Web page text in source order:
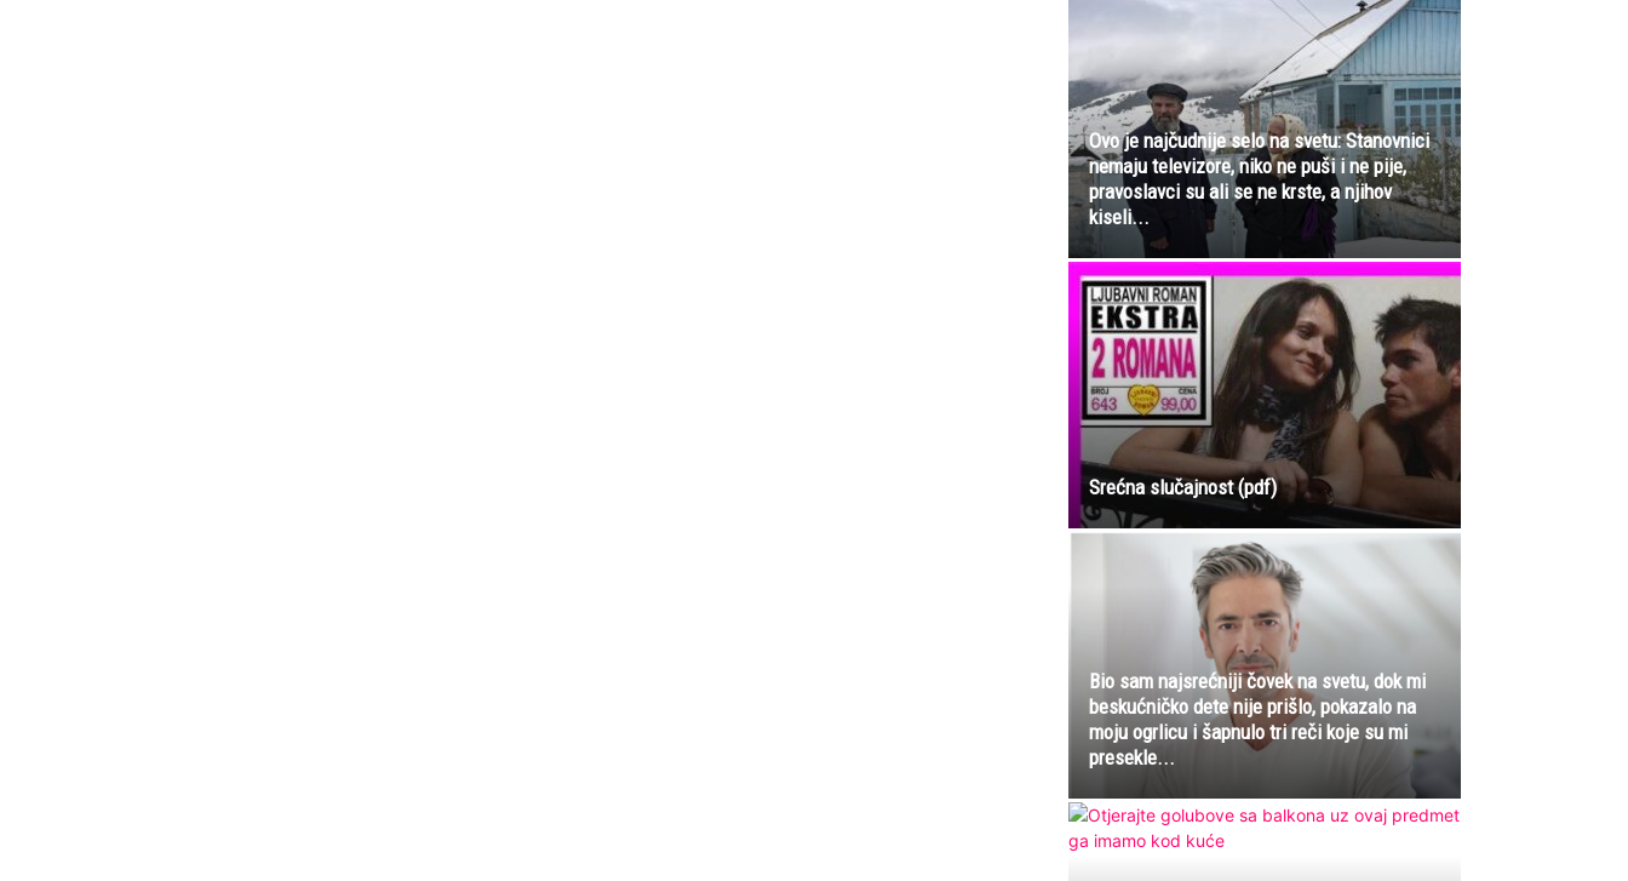
Ovo je najčudnije selo na svetu: Stanovnici
nemaju televizore, niko ne puši i ne pije,
pravoslavci su ali se ne krste, a njihov
kiseli...
Srećna slučajnost (pdf)
Bio sam najsrećniji čovek na svetu, dok mi
beskućničko dete nije prišlo, pokazalo na
moju ogrlicu i šapnulo tri reči koje su mi
presekle...